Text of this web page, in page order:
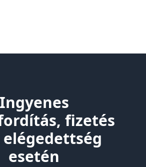
Ingyenes
fizetés
elégedettség
esetén